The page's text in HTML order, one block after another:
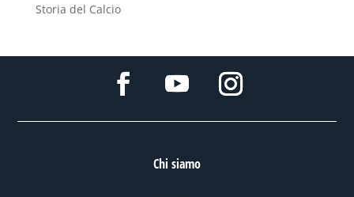
Storia del Calcio
Chi siamo